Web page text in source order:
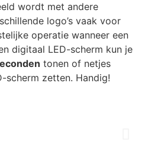
wordt met andere
logo’s vaak voor
operatie wanneer een
digitaal LED-scherm kun je
tonen of netjes
scherm zetten. Handig!